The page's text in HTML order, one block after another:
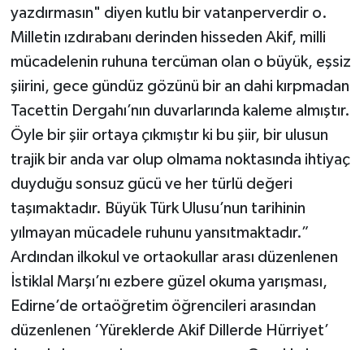
yazdırmasın" diyen kutlu bir vatanperverdir o.
Milletin ızdırabanı derinden hisseden Akif, milli
mücadelenin ruhuna tercüman olan o büyük, eşsiz
şiirini, gece gündüz gözünü bir an dahi kırpmadan
Tacettin Dergahı’nın duvarlarında kaleme almıştır.
Öyle bir şiir ortaya çıkmıştır ki bu şiir, bir ulusun
trajik bir anda var olup olmama noktasında ihtiyaç
duyduğu sonsuz gücü ve her türlü değeri
taşımaktadır. Büyük Türk Ulusu’nun tarihinin
yılmayan mücadele ruhunu yansıtmaktadır.”
Ardından ilkokul ve ortaokullar arası düzenlenen
İstiklal Marşı’nı ezbere güzel okuma yarışması,
Edirne’de ortaöğretim öğrencileri arasından
düzenlenen ‘Yüreklerde Akif Dillerde Hürriyet’